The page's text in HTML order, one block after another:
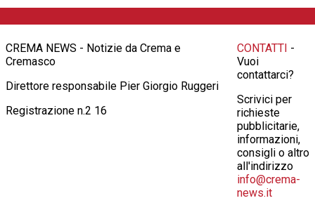
CREMA NEWS - Notizie da Crema e
Cremasco
Direttore responsabile Pier Giorgio Ruggeri
Registrazione n.2 16
CONTATTI -
Vuoi
contattarci?
Scrivici per
richieste
pubblicitarie,
informazioni,
consigli o altro
all'indirizzo
info@crema-
news.it